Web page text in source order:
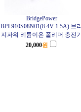
BridgePower
BPL910S08N01(8.4V 1.5A) 브리
지파워 리튬이온 폴리머 충전기
20,000원